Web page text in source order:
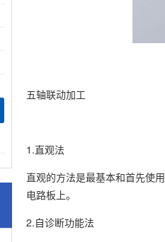
五轴联动加工
1.直观法
直观的方法是最基本和首先使
电路板上。
2.自诊断功能法